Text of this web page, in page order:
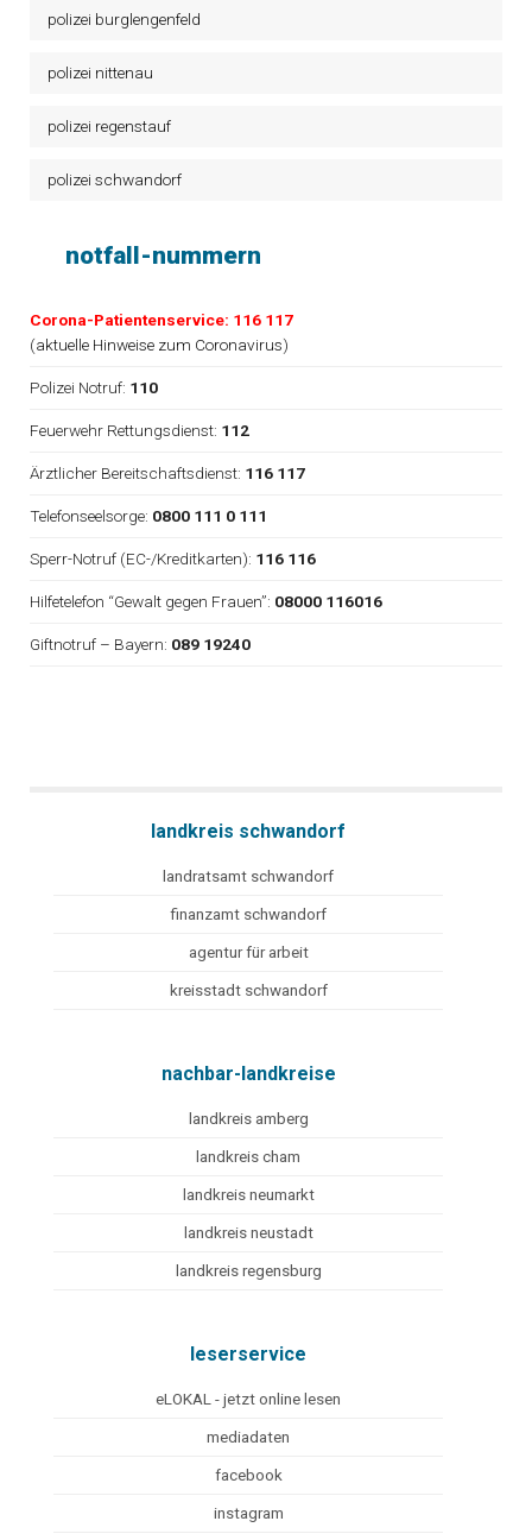
polizei burglengenfeld
polizei nittenau
polizei regenstauf
polizei schwandorf
notfall-nummern
Corona-Patientenservice: 116 117
(aktuelle Hinweise zum Coronavirus)
Polizei Notruf: 110
Feuerwehr Rettungsdienst: 112
Ärztlicher Bereitschaftsdienst: 116 117
Telefonseelsorge: 0800 111 0 111
Sperr-Notruf (EC-/Kreditkarten): 116 116
Hilfetelefon “Gewalt gegen Frauen”: 08000 116016
Giftnotruf – Bayern: 089 19240
landkreis schwandorf
landratsamt schwandorf
finanzamt schwandorf
agentur für arbeit
kreisstadt schwandorf
nachbar-landkreise
landkreis amberg
landkreis cham
landkreis neumarkt
landkreis neustadt
landkreis regensburg
leserservice
eLOKAL - jetzt online lesen
mediadaten
facebook
instagram